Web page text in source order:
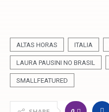
ALTAS HORAS ITALIA
LAURA PAUSINI NO BRASIL
SMALLFEATURED